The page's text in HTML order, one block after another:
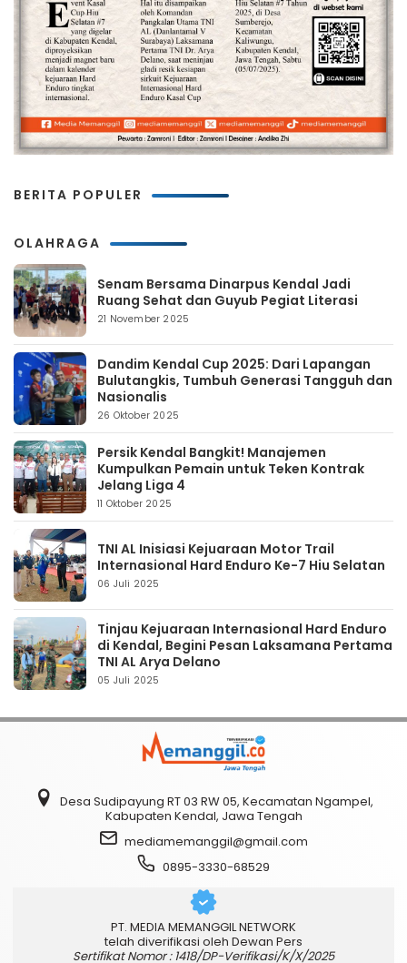
BERITA POPULER
OLAHRAGA
Senam Bersama Dinarpus Kendal Jadi
Ruang Sehat dan Guyub Pegiat Literasi
21 November 2025
Dandim Kendal Cup 2025: Dari Lapangan
Bulutangkis, Tumbuh Generasi Tangguh dan
Nasionalis
26 Oktober 2025
Persik Kendal Bangkit! Manajemen
Kumpulkan Pemain untuk Teken Kontrak
Jelang Liga 4
11 Oktober 2025
TNI AL Inisiasi Kejuaraan Motor Trail
Internasional Hard Enduro Ke-7 Hiu Selatan
06 Juli 2025
Tinjau Kejuaraan Internasional Hard Enduro
di Kendal, Begini Pesan Laksamana Pertama
TNI AL Arya Delano
05 Juli 2025
Desa Sudipayung RT 03 RW 05, Kecamatan Ngampel,
Kabupaten Kendal, Jawa Tengah
mediamemanggil@gmail.com
0895-3330-68529
PT. MEDIA MEMANGGIL NETWORK
telah diverifikasi oleh Dewan Pers
Sertifikat Nomor : 1418/DP-Verifikasi/K/X/2025